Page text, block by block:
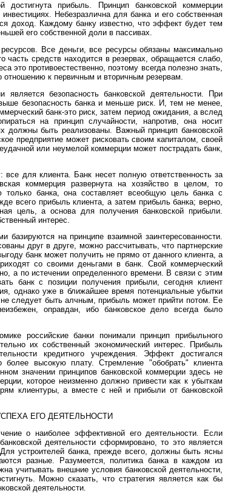
достигнута прибыль. Принцип банковской коммерции
Небезразлична для банка и его собственная
доход. Каждому банку известно, что эффект будет тем
его собственной доли в пассивах.
Все деньги, все ресурсы обязаны максимально
часть средств находится в резервах, обращается слабо,
это противоестественно, поэтому всегда полезно знать,
к первичным и вторичным резервам.
является безопасность банковской деятельности. При
безопасность банка и меньше риск. И, тем не менее,
банк-это риск, затем период ожидания, а вслед
на принцип случайности, напротив, она носит
должны быть реализованы. Важный принцип банковской
предприятие может рисковать своим капиталом, своей
или неумелой коммерции может пострадать банк,
для клиента. Банк несет полную ответственность за
коммерция развернута на хозяйство в целом, то
банка, она составляет всеобщую цель банка с
всего прибыль клиента, а затем прибыль банка; верно,
цель, а основа для получения банковской прибыли.
интерес.
базируются на принципе взаимной заинтересованности.
друг в друге, можно рассчитывать, что партнерские
банк может получить не прямо от данного клиента, а
со своими деньгами в банк. Свой коммерческий
а по истечении определенного времени. В связи с этим
банк с позиции получения прибыли, сегодня клиент
однако уже в ближайшее время потенциальные убытки
следует быть алчным, прибыль может прийти потом. Ее
оправдан, ибо банковское дело всегда было
российские банки понимали принцип прибыльного
их собственный экономический интерес. Прибыль
кредитного учреждения. Эффект достигался
высокую плату. Стремление "обобрать" клиента
значении принципов банковской коммерции здесь не
которое неизменно должно привести как к убыткам
клиентуры, а вместе с ней и прибыли от банковской
ЕГО ДЕЯТЕЛЬНОСТИ
о наиболее эффективной его деятельности. Если
деятельности сформировано, то это является
устроителей банка, прежде всего, должны быть ясны
разные. Разумеется, политика банка в каждом из
учитывать внешние условия банковской деятельности,
Можно сказать, что стратегия является как бы
деятельности.